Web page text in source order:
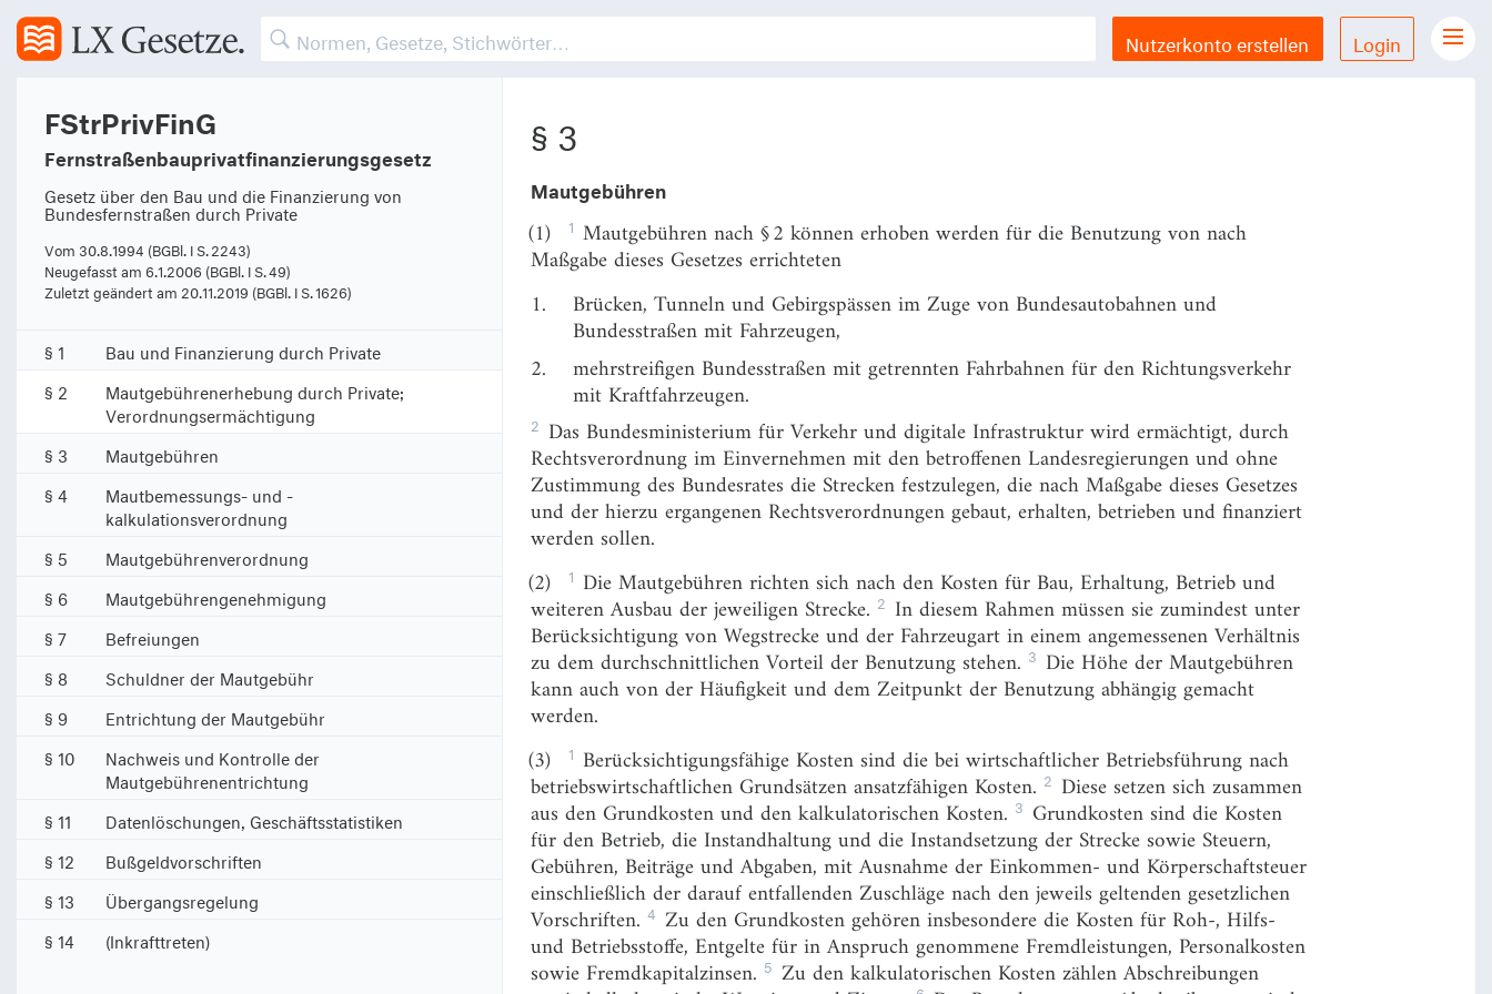
Nutzerkonto erstellen Login
Gesetze Übersicht
Datenschutzerklärung
Allgemeine Geschäftsbedingungen
FStrPrivFinG
Fernstraßenbauprivatfinanzierungsgesetz
Gesetz über den Bau und die Finanzierung von
Bundesfernstraßen durch Private
Vom 30.8.1994 (BGBl. I S. 2243)
Neugefasst am 6.1.2006 (BGBl. I S. 49)
Zuletzt geändert am 20.11.2019 (BGBl. I S. 1626)
§ 1
Bau und Finanzierung durch Private
§ 2
Mautgebührenerhebung durch Private;
Verordnungsermächtigung
§ 3
Mautgebühren
§ 4
Mautbemessungs- und -
kalkulationsverordnung
§ 5
Mautgebührenverordnung
§ 6
Mautgebührengenehmigung
§ 7
Befreiungen
§ 8
Schuldner der Mautgebühr
§ 9
Entrichtung der Mautgebühr
§ 10
Nachweis und Kontrolle der
Mautgebührenentrichtung
§ 11
Datenlöschungen, Geschäftsstatistiken
§ 12
Bußgeldvorschriften
§ 13
Übergangsregelung
§ 14
(Inkrafttreten)
Verkehrsteilnehmer deutlich sichtbar und gut lesbar auszuhängen.
§ 3
Mautgebühren
(1) 1 Mautgebühren nach § 2 können erhoben werden für die Benutzung von nach
Maßgabe dieses Gesetzes errichteten
1.
Brücken, Tunneln und Gebirgspässen im Zuge von Bundesautobahnen und
Bundesstraßen mit Fahrzeugen,
2.
mehrstreifigen Bundesstraßen mit getrennten Fahrbahnen für den Richtungsverkehr
mit Kraftfahrzeugen.
2 Das Bundesministerium für Verkehr und digitale Infrastruktur wird ermächtigt, durch
Rechtsverordnung im Einvernehmen mit den betroffenen Landesregierungen und ohne
Zustimmung des Bundesrates die Strecken festzulegen, die nach Maßgabe dieses Gesetzes
und der hierzu ergangenen Rechtsverordnungen gebaut, erhalten, betrieben und finanziert
werden sollen.
(2)
1 Die Mautgebühren richten sich nach den Kosten für Bau, Erhaltung, Betrieb und
weiteren Ausbau der jeweiligen Strecke. 2 In diesem Rahmen müssen sie zumindest unter
Berücksichtigung von Wegstrecke und der Fahrzeugart in einem angemessenen Verhältnis
zu dem durchschnittlichen Vorteil der Benutzung stehen. 3 Die Höhe der Mautgebühren
kann auch von der Häufigkeit und dem Zeitpunkt der Benutzung abhängig gemacht
werden.
(3)
1 Berücksichtigungsfähige Kosten sind die bei wirtschaftlicher Betriebsführung nach
betriebswirtschaftlichen Grundsätzen ansatzfähigen Kosten. 2 Diese setzen sich zusammen
aus den Grundkosten und den kalkulatorischen Kosten. 3 Grundkosten sind die Kosten
für den Betrieb, die Instandhaltung und die Instandsetzung der Strecke sowie Steuern,
Gebühren, Beiträge und Abgaben, mit Ausnahme der Einkommen- und Körperschaftsteuer
einschließlich der darauf entfallenden Zuschläge nach den jeweils geltenden gesetzlichen
Vorschriften. 4 Zu den Grundkosten gehören insbesondere die Kosten für Roh-, Hilfs-
und Betriebsstoffe, Entgelte für in Anspruch genommene Fremdleistungen, Personalkosten
sowie Fremdkapitalzinsen. 5 Zu den kalkulatorischen Kosten zählen Abschreibungen